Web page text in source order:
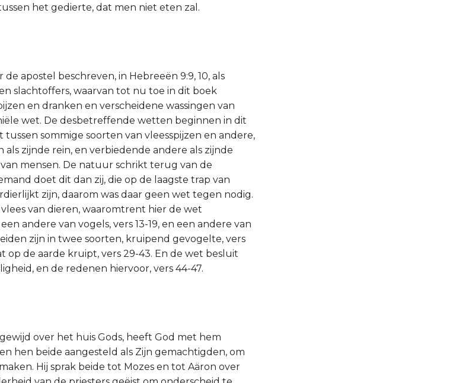
het gedierte, dat men niet eten zal.
apostel beschreven, in Hebreeën 9:9, 10, als
slachtoffers, waarvan tot nu toe in dit boek
en dranken en verscheidene wassingen van
wet. De desbetreffende wetten beginnen in dit
sommige soorten van vleesspijzen en andere,
zijnde rein, en verbiedende andere als zijnde
mensen. De natuur schrikt terug van de
doet dit dan zij, die op de laagste trap van
zijn, daarom was daar geen wet tegen nodig.
van dieren, waaromtrent hier de wet
andere van vogels, vers 13-19, en een andere van
zijn in twee soorten, kruipend gevogelte, vers
op de aarde kruipt, vers 29-43. En de wet besluit
en de redenen hiervoor, vers 44-47.
over het huis Gods, heeft God met hem
hen beide aangesteld als Zijn gemachtigden, om
Hij sprak beide tot Mozes en tot Aäron over